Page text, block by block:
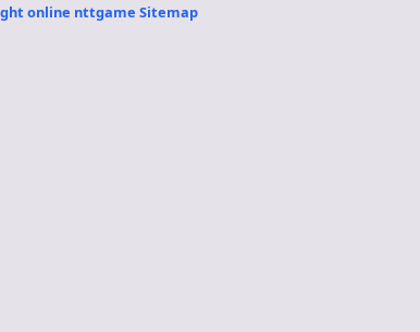
online nttgame Sitemap